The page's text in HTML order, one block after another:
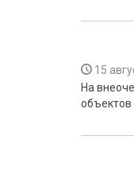
15
На
объектов